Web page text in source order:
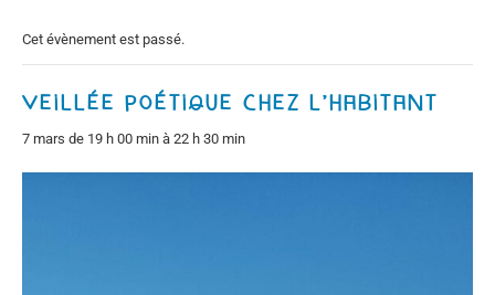
Cet évènement est passé.
Veillée poétique chez l’habitant
7 mars de 19 h 00 min à 22 h 30 min